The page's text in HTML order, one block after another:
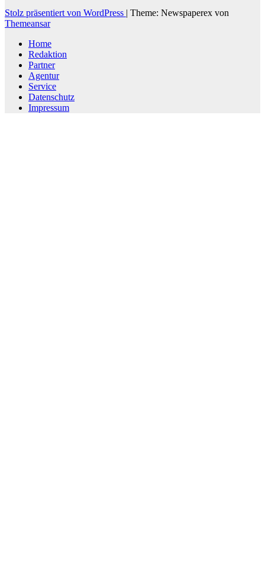
Stolz präsentiert von WordPress | Theme: Newspaperex von
Themeansar
Home
Redaktion
Partner
Agentur
Service
Datenschutz
Impressum